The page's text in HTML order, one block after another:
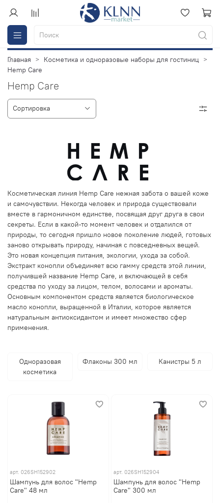
Главная
Косметика и одноразовые наборы для гостиниц
Hemp Care
Hemp Care
Косметическая линия Hemp Care нежная забота о вашей коже
и самочувствии. Некогда человек и природа существовали
вместе в гармоничном единстве, посвящая друг друга в свои
секреты. Если в какой-то момент человек и отдалился от
природы, то сегодня пришло новое поколение людей, готовых
заново открывать природу, начиная с повседневных вещей.
Это новая концепция питания, экологии, ухода за собой.
Экстракт конопли объединяет всю гамму средств этой линии,
получившей название Hemp Care, и включающей в себя
средства по уходу за лицом, телом, волосами и ароматы.
Основным компонентом средств является биологическое
масло конопли, выращенной в Италии, которое является
натуральным антиоксидантом и имеет множество сфер
применения.
Одноразовая
косметика
Флаконы 300 мл Канистры 5 л
арт. 026SH152902
Шампунь для волос "Hemp
Care" 48 мл
арт. 026SH152904
Шампунь для волос "Hemp
Care" 300 мл